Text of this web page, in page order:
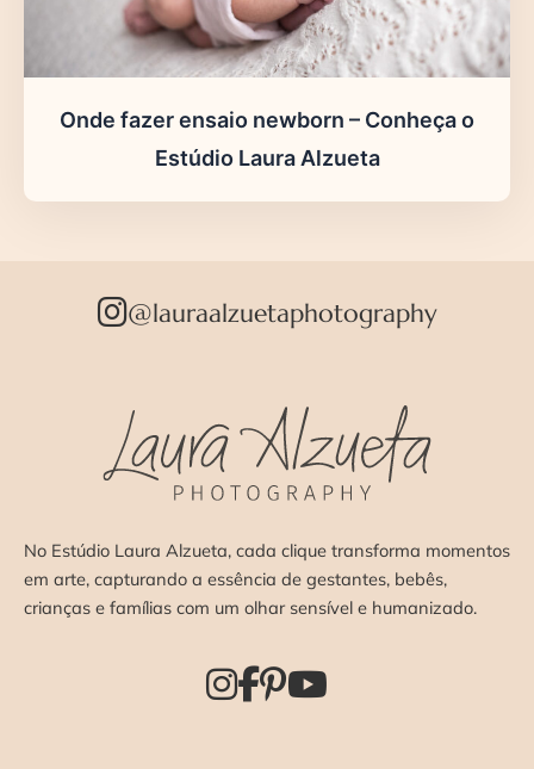
Onde fazer ensaio newborn – Conheça o
Estúdio Laura Alzueta
@lauraalzuetaphotography
No Estúdio Laura Alzueta, cada clique transforma momentos
em arte, capturando a essência de gestantes, bebês,
crianças e famílias com um olhar sensível e humanizado.